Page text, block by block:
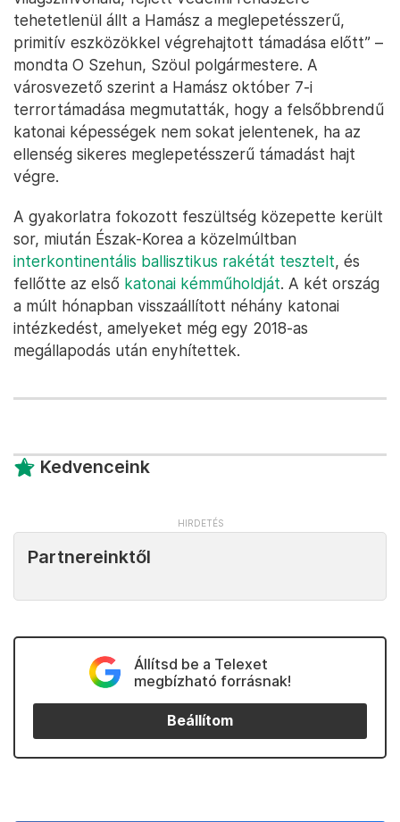
tehetetlenül állt a Hamász a meglepetésszerű,
primitív eszközökkel végrehajtott támadása előtt” –
mondta O Szehun, Szöul polgármestere. A
városvezető szerint a Hamász október 7-i
terrortámadása megmutatták, hogy a felsőbbrendű
katonai képességek nem sokat jelentenek, ha az
ellenség sikeres meglepetésszerű támadást hajt
végre.
A gyakorlatra fokozott feszültség közepette került
sor, miután Észak-Korea a közelmúltban
interkontinentális ballisztikus rakétát tesztelt, és
fellőtte az első katonai kémműholdját. A két ország
a múlt hónapban visszaállított néhány katonai
intézkedést, amelyeket még egy 2018-as
megállapodás után enyhítettek.
Kedvenceink
Partnereinktől
Állítsd be a Telexet
megbízható forrásnak!
Beállítom